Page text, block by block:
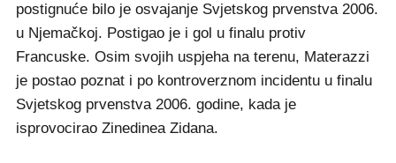
postignuće bilo je osvajanje Svjetskog prvenstva 2006.
u Njemačkoj. Postigao je i gol u finalu protiv
Francuske. Osim svojih uspjeha na terenu, Materazzi
je postao poznat i po kontroverznom incidentu u finalu
Svjetskog prvenstva 2006. godine, kada je
isprovocirao Zinedinea Zidana.